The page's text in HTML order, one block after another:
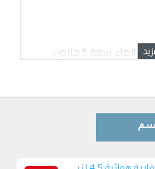
سعة 5 جالون.
للحماية من التأثيرات